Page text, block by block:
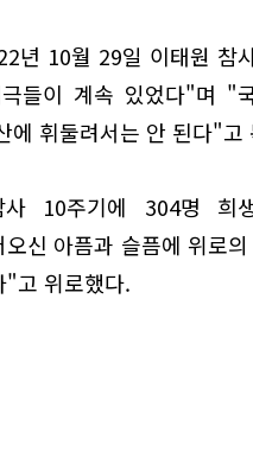
년 10월 29일 이태원 참
들이 계속 있었다"며 "
에 휘둘려서는 안 된다"고
10주기에 304명 희
신 아픔과 슬픔에 위로
"고 위로했다.